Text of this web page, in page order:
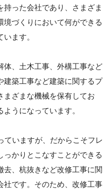
持った会社であり、さまざま
境づくりにおいて何ができる
ます。
体、土木工事、外構工事など
建築工事など建築に関するプ
まざまな機械を保有してお
うになっています。
ていますが、だからこそフレ
っかりとこなすことができる
去、杭抜きなど改修工事に関
社です。そのため、改修工事